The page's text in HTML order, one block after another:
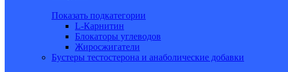
Показать подкатегории
L-Карнитин
Блокаторы углеводов
Жиросжигатели
Бустеры тестостерона и анаболические добавки